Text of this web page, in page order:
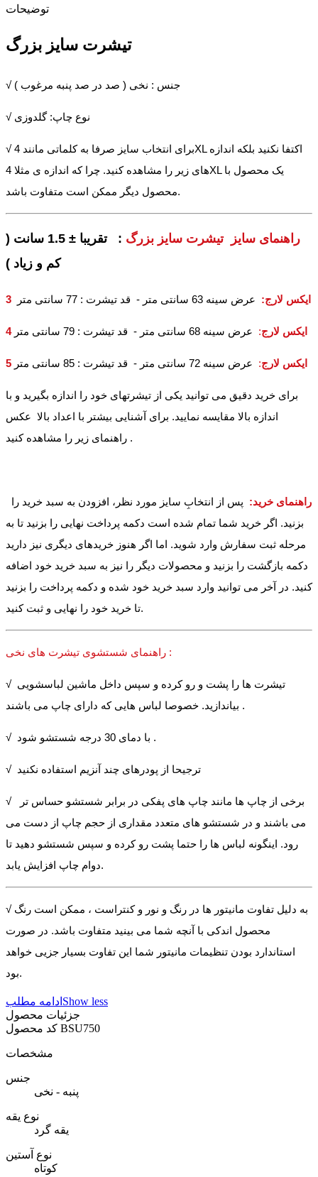
توضیحات
تیشرت سایز بزرگ
√ نوع چاپ: گلدوزی
√ برای انتخاب سایز صرفا به کلماتی مانند 4XL اکتفا نکنید بلکه اندازه
های زیر را مشاهده کنید. چرا که اندازه ی مثلا 4XL یک محصول با
محصول دیگر ممکن است متفاوت باشد.
راهنمای سایز تیشرت سایز بزرگ
: تقریبا ± 1.5 سانت (
کم و زیاد )
3 ایکس لارج: عرض سینه 63 سانتی متر - قد تیشرت : 77 سانتی متر
4 ایکس لارج: عرض سینه 68 سانتی متر - قد تیشرت : 79 سانتی متر
5 ایکس لارج: عرض سینه 72 سانتی متر - قد تیشرت : 85 سانتی متر
برای خرید دقیق می توانید یکی از تیشرتهای خود را اندازه بگیرید و با
اندازه بالا مقایسه نمایید. برای آشنایی بیشتر با اعداد بالا عکس
راهنمای زیر را مشاهده کنید .
راهنمای خرید: پس از انتخابِ سایز مورد نظر، افزودن به سبد خرید را
بزنید. اگر خرید شما تمام شده است دکمه پرداخت نهایی را بزنید تا به
مرحله ثبت سفارش وارد شوید. اما اگر هنوز خریدهای دیگری نیز دارید
دکمه بازگشت را بزنید و محصولات دیگر را نیز به سبد خرید خود اضافه
کنید. در آخر می توانید وارد سبد خرید خود شده و دکمه پرداخت را بزنید
تا خرید خود را نهایی و ثبت کنید.
راهنمای شستشوی تیشرت های نخی :
√ تیشرت ها را پشت و رو کرده و سپس داخل ماشین لباسشویی
بیاندازید. خصوصا لباس هایی که دارای چاپ می باشند .
√ با دمای 30 درجه شستشو شود .
√ برخی از چاپ ها مانند چاپ های پفکی در برابر شستشو حساس تر
می باشند و در شستشو های متعدد مقداری از حجم چاپ از دست می
رود. اینگونه لباس ها را حتما پشت رو کرده و سپس شستشو دهید تا
دوام چاپ افزایش یابد.
√ به دلیل تفاوت مانیتور ها در رنگ و نور و کنتراست ، ممکن است رنگ
محصول اندکی با آنچه شما می بینید متفاوت باشد. در صورت
استاندارد بودن تنظیمات مانیتور شما این تفاوت بسیار جزیی خواهد
بود.
ادامه مطلب Show less
جزئیات محصول
BSU750
مشخصات
جنس
پنبه - نخی
نوع یقه
یقه گرد
نوع آستین
کوتاه